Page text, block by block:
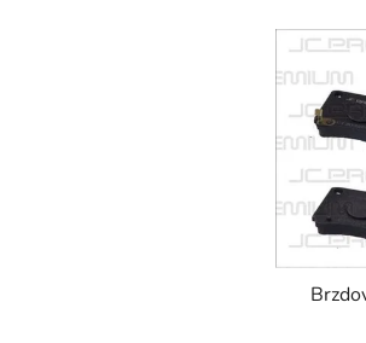
V
ý
p
s
r
d